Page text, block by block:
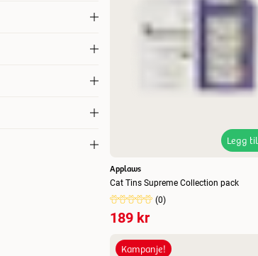
Legg til
Applaws
Cat Tins Supreme Collection pack
(0)
189 kr
Kampanje!